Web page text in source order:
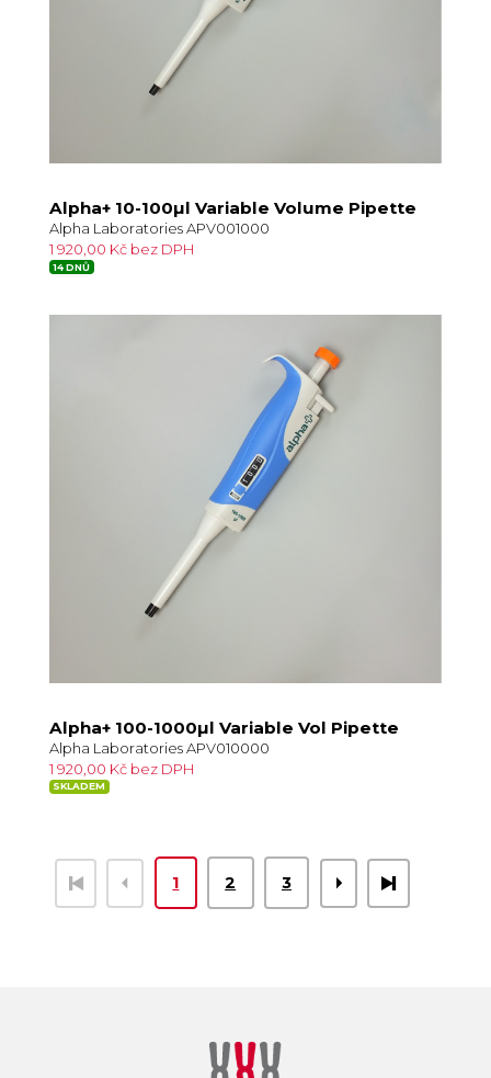
Alpha+ 10-100µl Variable Volume Pipette
Alpha Laboratories APV001000
1 920,00 Kč bez DPH
14 DNŮ
Alpha+ 100-1000µl Variable Vol Pipette
Alpha Laboratories APV010000
1 920,00 Kč bez DPH
SKLADEM
1 2 3